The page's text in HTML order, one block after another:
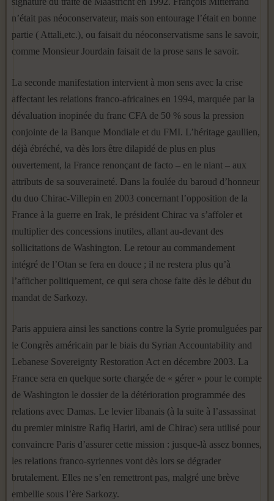
n’était pas néoconservateur, mais son entourage l’était en bonne
partie ( Attali,etc.), ou faisait du néoconservatisme sans le savoir,
comme Monsieur Jourdain faisait de la prose sans le savoir.
La seconde manifestation intervient à mon sens avec la crise
affectant les relations franco-africaines en 1994, marquée par la
dévaluation inopinée du franc CFA de 50 % sous la pression
conjointe de la Banque Mondiale et du FMI. L’héritage gaullien,
déjà ébréché, va dès lors être dilapidé de plus en plus
ouvertement, la France renonçant de facto – en le niant – aux
attributs de sa souveraineté. Dans la foulée du baroud d’honneur
du duo Chirac-Villepin en 2003 concernant l’opposition de la
France à la guerre en Irak, le président Chirac va s’affoler et
multiplier des concessions inutiles, allant au-devant des
sollicitations de Washington. Le retour au commandement
intégré de l’Otan se fera en douce ; il ne restera plus qu’à
l’afficher politiquement, ce qui sera chose faite dès le début du
mandat de Sarkozy.
Paris appuiera ainsi les sanctions contre la Syrie promulguées par
le Congrès américain par le biais du Syrian Accountability and
Lebanese Sovereignty Restoration Act en décembre 2003. La
France sera en quelque sorte chargée de « gérer » pour le compte
de Washington le dossier de la détérioration programmée des
relations avec Damas. Le levier libanais (à la suite à l’assassinat
du premier ministre Rafiq Hariri, ami de Chirac) sera utilisé pour
convaincre Paris d’assurer cette mission : jusque-là assez bonnes,
les relations franco-syriennes vont dès lors se dégrader
brutalement. Elles ne s’en remettront pas, malgré une brève
embellie sous l’ère Sarkozy.